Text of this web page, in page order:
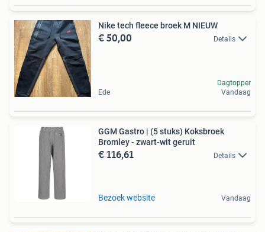
Nike tech fleece broek M NIEUW
€ 50,00 Details
Ede
Dagtopper
Vandaag
GGM Gastro | (5 stuks) Koksbroek
Bromley - zwart-wit geruit
€ 116,61 Details
Bezoek website Vandaag